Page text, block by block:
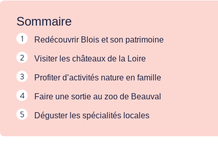
Sommaire
Redécouvrir Blois et son patrimoine
Visiter les châteaux de la Loire
Profiter d’activités nature en famille
Faire une sortie au zoo de Beauval
Déguster les spécialités locales